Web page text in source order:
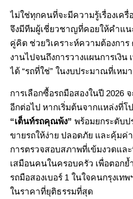
ไม่ใช่ทุกคนที่จะมีความรู้เรื่องเค
จึงมีทีมผู้เชี่ยวชาญที่คอยให้คำแน
คู่คิด ช่วยวิเคราะห์ความต้องกา
งานไปจนถึงการวางแผนการเงิน
ได้ “รถที่ใช่” ในงบประมาณที่เหม
การเลือกซื้อรถมือสองในปี 2026
อีกต่อไป หากเริ่มต้นจากแหล่งที่โ
“เต็นท์รถคุณพ้ง” พร้อมยกระดับ
ขายรถให้ง่าย ปลอดภัย และคุ้มค่
การตรวจสอบสภาพที่เข้มงวดแล
เสมือนคนในครอบครัว เพื่อตอกย้
รถมือสองเบอร์ 1 ในใจคนกรุงเท
ในราคาที่ยุติธรรมที่สุด